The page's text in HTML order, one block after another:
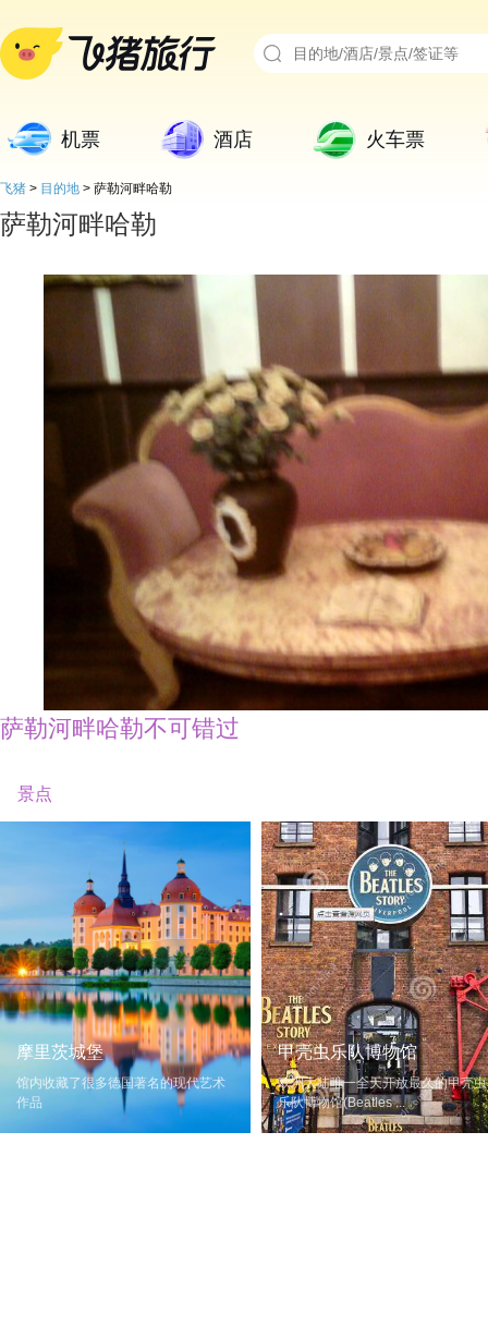
机票 酒店 火车票
飞猪 > 目的地 > 萨勒河畔哈勒
萨勒河畔哈勒
萨勒河畔哈勒不可错过
景点
摩里茨城堡
馆内收藏了很多德国著名的现代艺术
作品
甲壳虫乐队博物馆
欧洲大陆唯一全天开放最久的甲壳虫
乐队博物馆(Beatles ...